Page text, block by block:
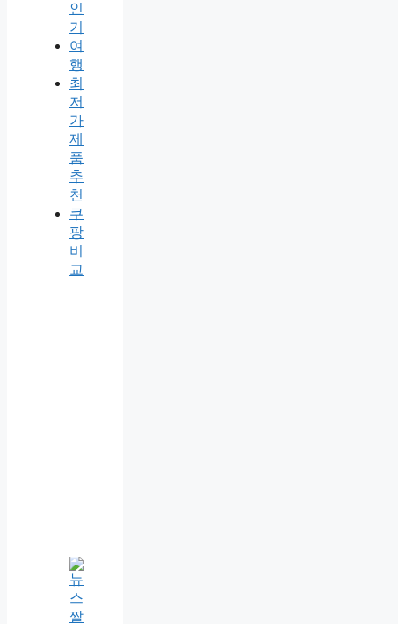
인
기
여
행
최
저
가
제
품
추
천
쿠
팡
비
교